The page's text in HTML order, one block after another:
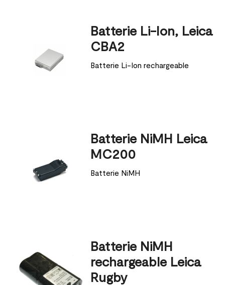
Batterie Li-Ion, Leica
CBA2
Batterie Li-Ion rechargeable
Batterie NiMH Leica
MC200
Batterie NiMH
Batterie NiMH
rechargeable Leica
Rugby